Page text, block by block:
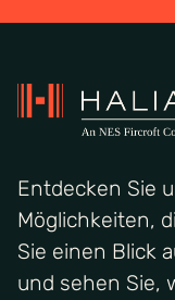
Entdecken Sie
Möglichkeiten,
Sie einen Blick
und sehen Sie,